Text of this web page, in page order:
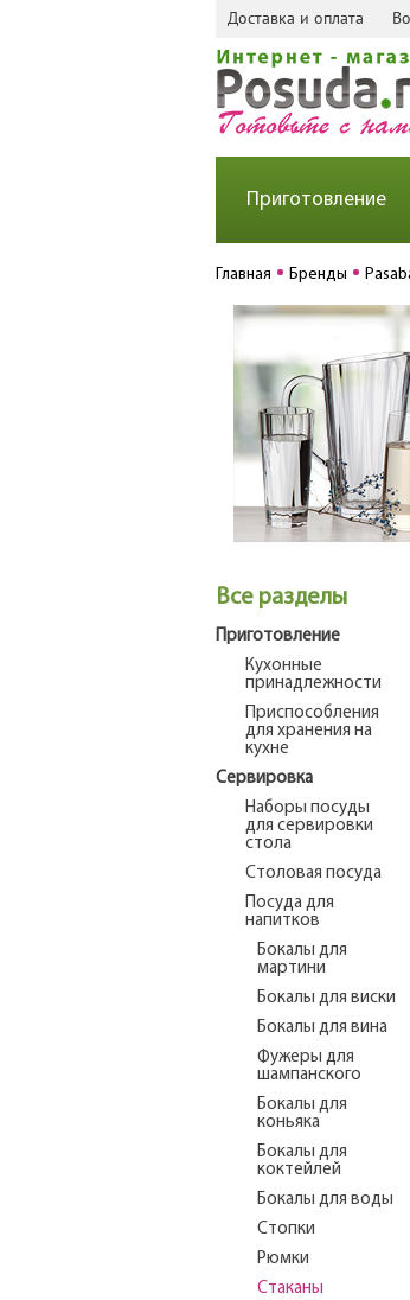
Доставка и оплата
Приготовление
Главная Бренды
Все разделы
Приготовление
Кухонные
принадлежности
Приспособления
для хранения на
кухне
Сервировка
Наборы посуды
для сервировки
стола
Столовая посуда
Посуда для
напитков
Бокалы для
мартини
Бокалы для виски
Бокалы для вина
Фужеры для
шампанского
Бокалы для
коньяка
Бокалы для
коктейлей
Бокалы для воды
Стопки
Рюмки
Стаканы